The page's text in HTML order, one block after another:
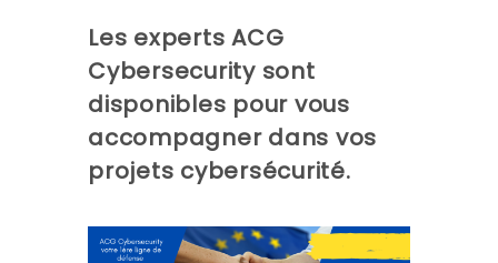
Les experts ACG
Cybersecuritysont
disponibles pour vous
accompagner dans vos
projets cybersécurité.